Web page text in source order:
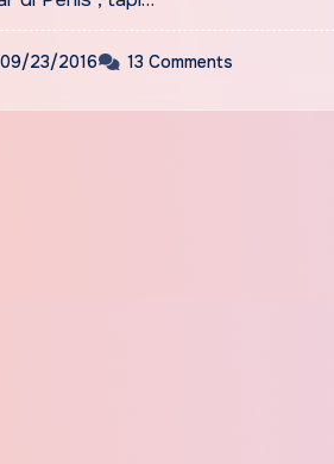
09/23/2016 13 Comments